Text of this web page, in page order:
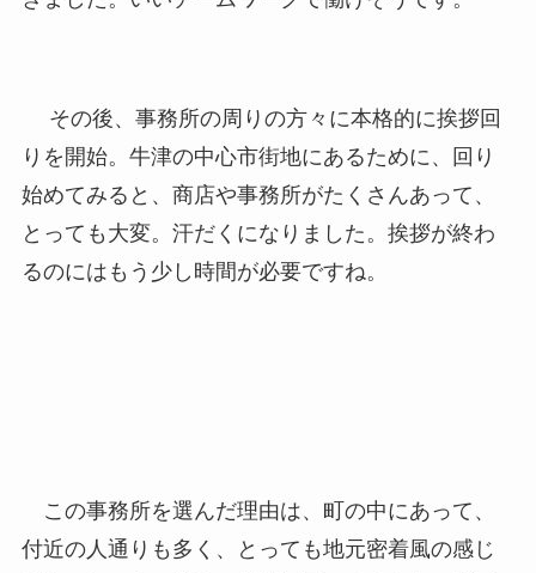
その後、事務所の周りの方々に本格的に挨拶回
りを開始。牛津の中心市街地にあるために、回り
始めてみると、商店や事務所がたくさんあって、
とっても大変。汗だくになりました。挨拶が終わ
るのにはもう少し時間が必要ですね。
この事務所を選んだ理由は、町の中にあって、
付近の人通りも多く、とっても地元密着風の感じ